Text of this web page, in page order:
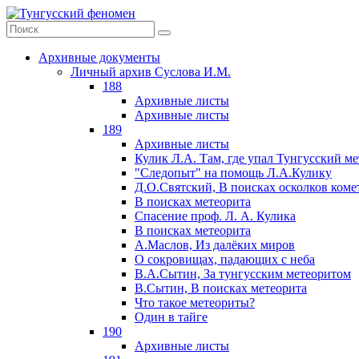
Архивные документы
Личный архив Суслова И.М.
188
Архивные листы
Архивные листы
189
Архивные листы
Кулик Л.А. Там, где упал Тунгусский
"Следопыт" на помощь Л.А.Кулику
Д.О.Святский, В поисках осколков
В поисках метеорита
Спасение проф. Л. А. Кулика
В поисках метеорита
А.Маслов, Из далёких миров
О сокровищах, падающих с неба
В.А.Сытин, За тунгусским метеоритом
В.Сытин, В поисках метеорита
Что такое метеориты?
Один в тайге
190
Архивные листы